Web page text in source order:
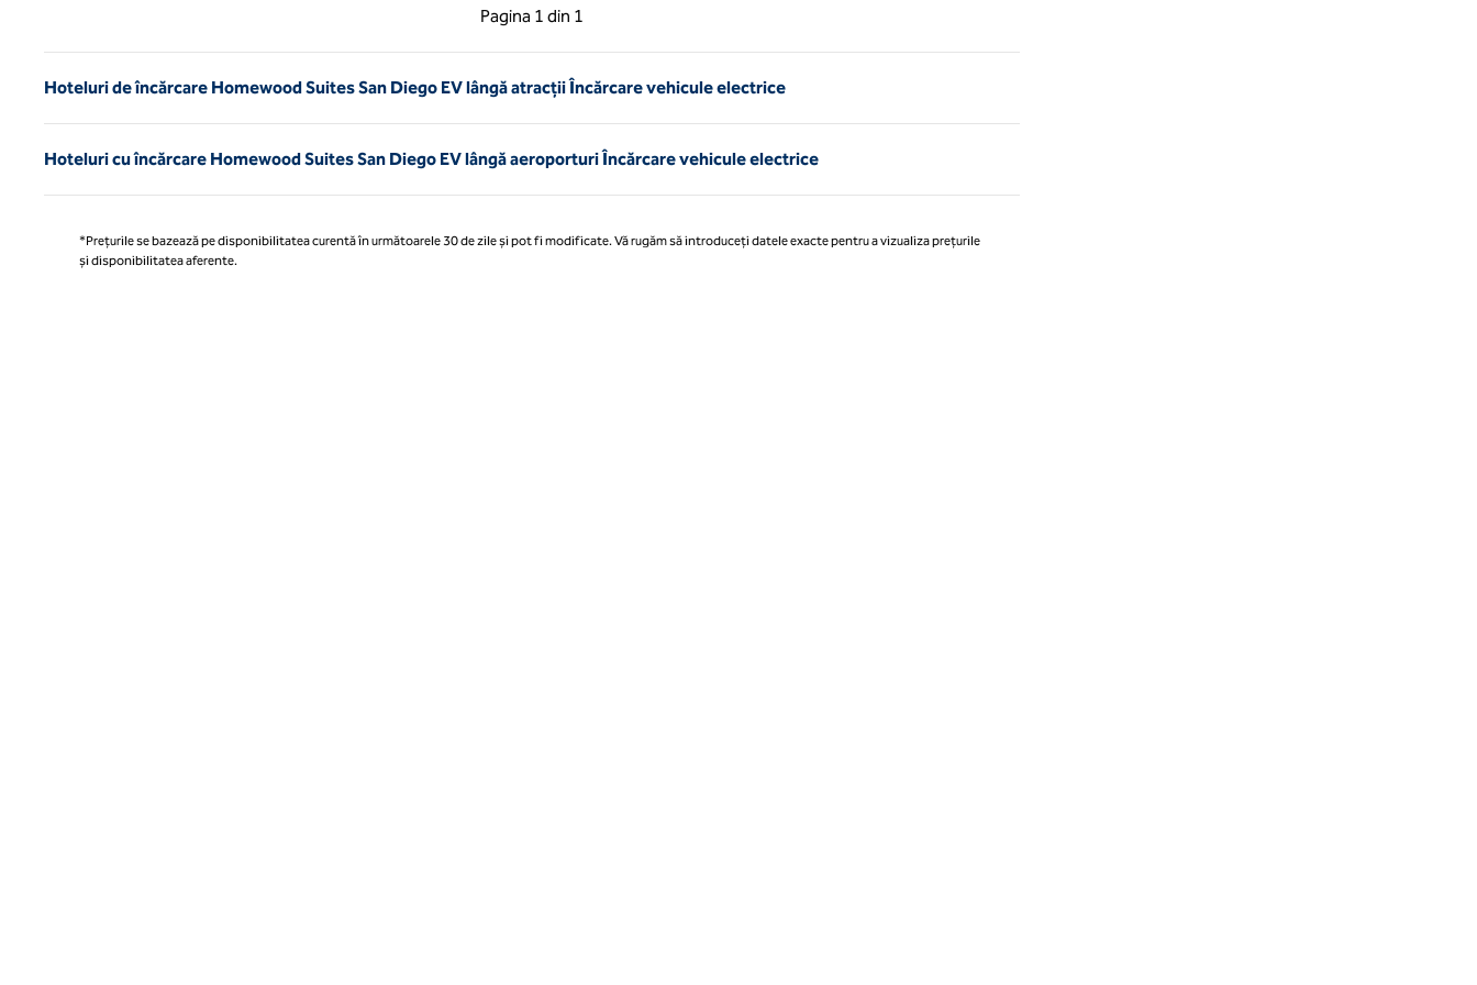
Pagina 1 din 1
Pagina anterioară, 1 din 1
Pagina 1 din 1
Hoteluri de încărcare Homewood Suites San Diego EV lângă atracții Încărcare vehicule electrice
Hoteluri cu încărcare Homewood Suites San Diego EV lângă aeroporturi Încărcare vehicule electrice
*Prețurile se bazează pe disponibilitatea curentă în următoarele 30 de zile și pot fi modificate. Vă rugăm să introduceți datele exacte pentru a vizualiza prețurile
și disponibilitatea aferente.